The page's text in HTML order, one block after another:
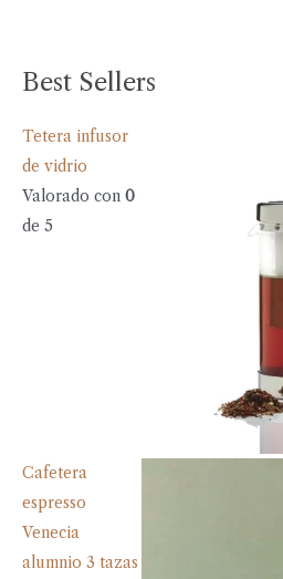
Best Sellers
Tetera infusor
de vidrio
Valorado con 0
de 5
Cafetera
espresso
Venecia
alumnio 3 tazas